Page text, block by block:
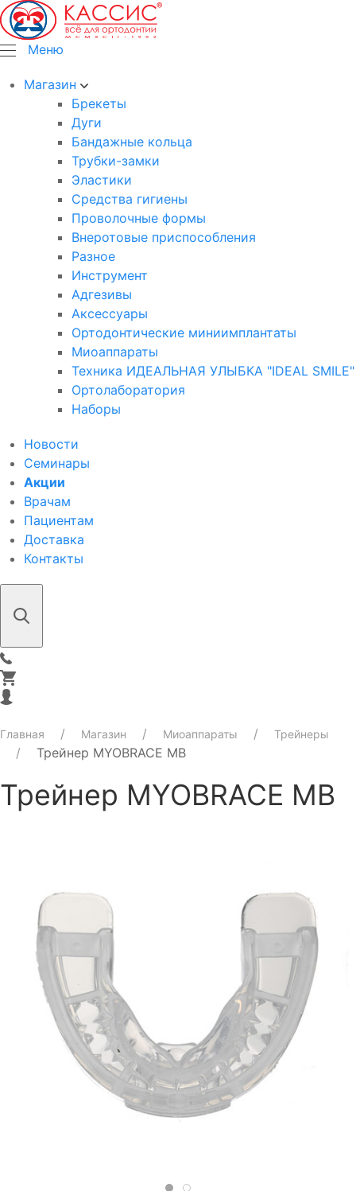
Меню
Магазин
Брекеты
Дуги
Бандажные кольца
Трубки-замки
Эластики
Средства гигиены
Проволочные формы
Внеротовые приспособления
Разное
Инструмент
Адгезивы
Аксессуары
Ортодонтические миниимплантаты
Миоаппараты
Техника ИДЕАЛЬНАЯ УЛЫБКА "IDEAL SMILE"
Ортолаборатория
Наборы
Новости
Семинары
Акции
Врачам
Пациентам
Доставка
Контакты
Главная Магазин Миоаппараты Трейнеры
Трейнер MYOBRACE MB
Трейнер MYOBRACE MB